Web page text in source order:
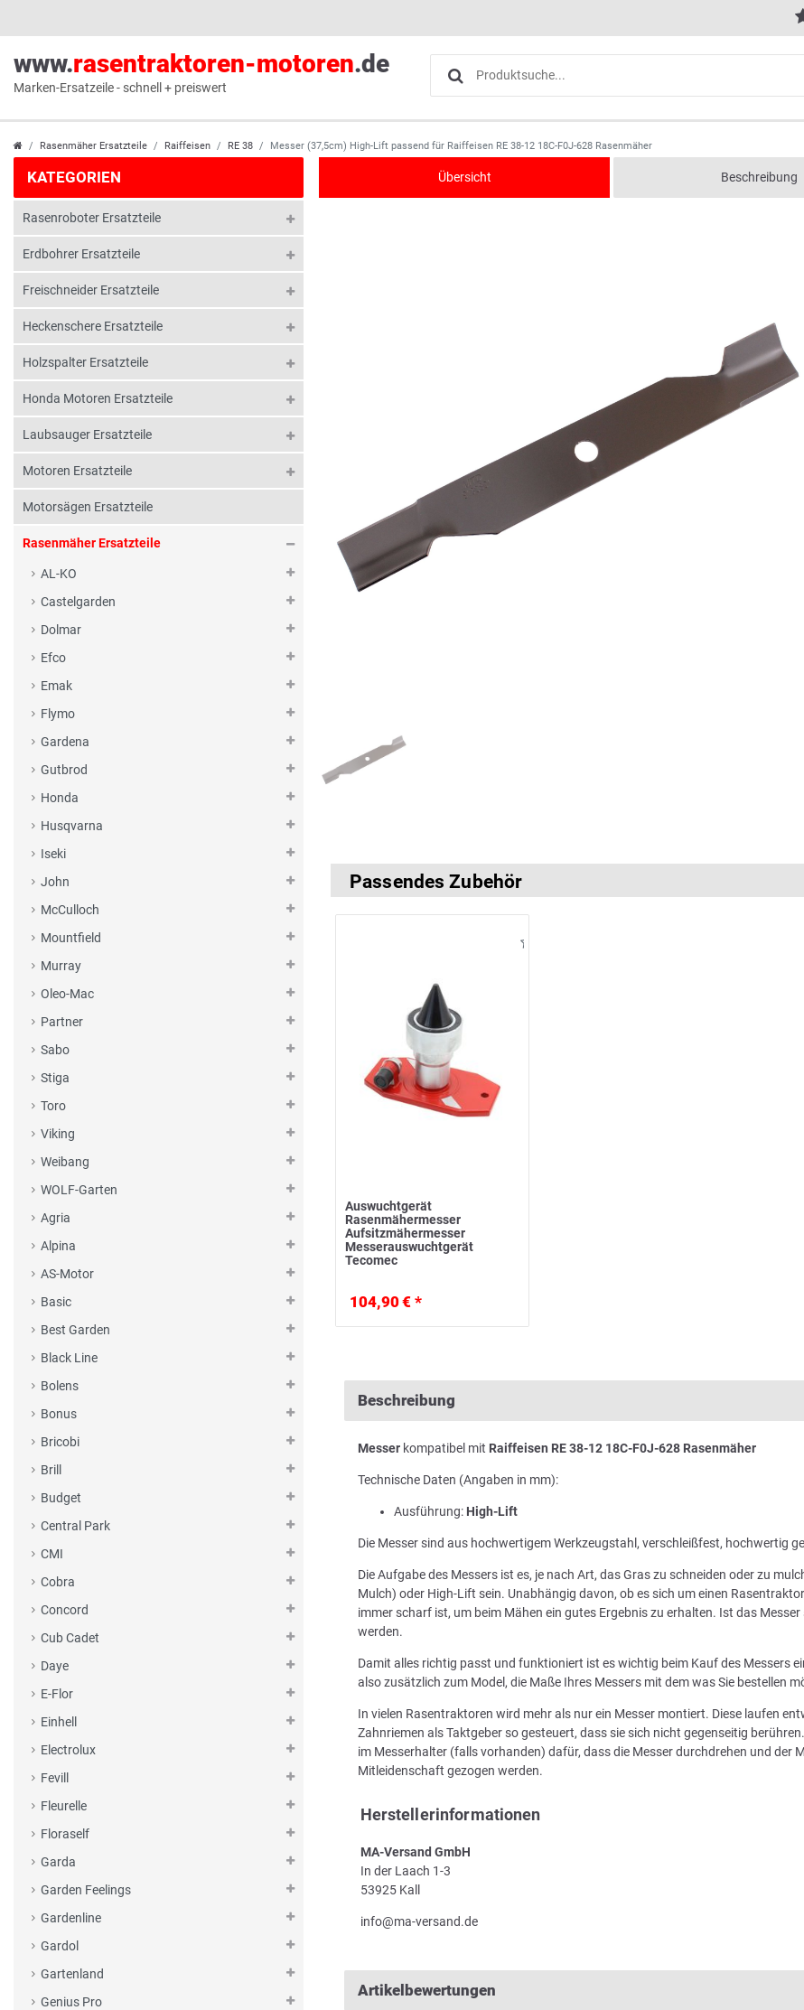
www.rasentraktoren-motoren.de
Marken-Ersatzeile - schnell + preiswert
Rasenmäher Ersatzteile Raiffeisen RE 38 Messer (37,5cm) High-Lift passend für Raiffeisen RE 38-12 18C-F0J-628 Rasenmäher
KATEGORIEN
Rasenroboter Ersatzteile
Erdbohrer Ersatzteile
Freischneider Ersatzteile
Heckenschere Ersatzteile
Holzspalter Ersatzteile
Honda Motoren Ersatzteile
Laubsauger Ersatzteile
Motoren Ersatzteile
Motorsägen Ersatzteile
Rasenmäher Ersatzteile
AL-KO
Castelgarden
Dolmar
Efco
Emak
Flymo
Gardena
Gutbrod
Honda
Husqvarna
Iseki
John
McCulloch
Mountfield
Murray
Oleo-Mac
Partner
Sabo
Stiga
Toro
Viking
Weibang
WOLF-Garten
Agria
Alpina
AS-Motor
Basic
Best Garden
Black Line
Bolens
Bonus
Bricobi
Brill
Budget
Central Park
CMI
Cobra
Concord
Cub Cadet
Daye
E-Flor
Einhell
Electrolux
Fevill
Fleurelle
Floraself
Garda
Garden Feelings
Gardenline
Gardol
Gartenland
Genius Pro
Übersicht Beschreibung
Passendes Zubehör
Auswuchtgerät
Rasenmähermesser
Aufsitzmähermesser
Messerauswuchtgerät
Tecomec
104,90 € *
Beschreibung
Messer kompatibel mit Raiffeisen RE 38-12 18C-F0J-628 Rasenmäher
Technische Daten (Angaben in mm):
Ausführung: High-Lift
Die Messer sind aus hochwertigem Werkzeugstahl, verschleißfest, hochwertig
Die Aufgabe des Messers ist es, je nach Art, das Gras zu schneiden oder zu
Mulch) oder High-Lift sein. Unabhängig davon, ob es sich um einen
immer scharf ist, um beim Mähen ein gutes Ergebnis zu erhalten. Ist das
werden.
Damit alles richtig passt und funktioniert ist es wichtig beim Kauf des Messers
also zusätzlich zum Model, die Maße Ihres Messers mit dem was Sie bestellen
In vielen Rasentraktoren wird mehr als nur ein Messer montiert. Diese laufen
Zahnriemen als Taktgeber so gesteuert, dass sie sich nicht gegenseitig
im Messerhalter (falls vorhanden) dafür, dass die Messer durchdrehen und der
Mitleidenschaft gezogen werden.
Herstellerinformationen
MA-Versand GmbH
In der Laach 1-3
53925 Kall
info@ma-versand.de
Artikelbewertungen